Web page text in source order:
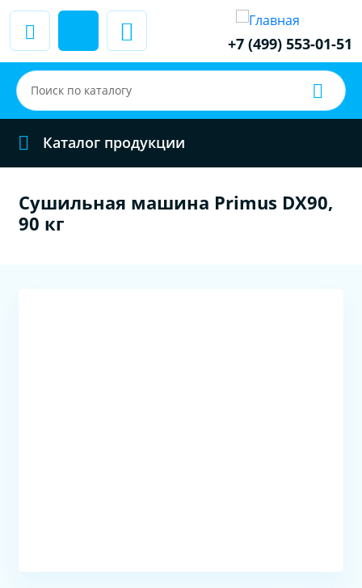
+7 (499) 553-01-51
Каталог продукции
Сушильная машина Primus DX90,
90 кг